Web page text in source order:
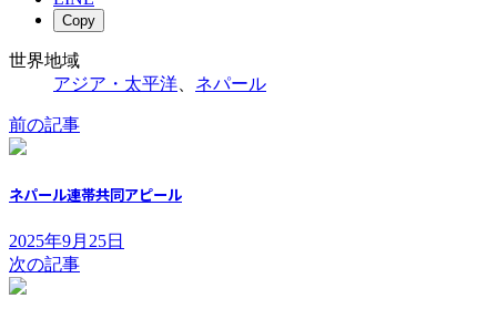
Copy
世界地域
アジア・太平洋
ネパール
前の記事
ネパール連帯共同アピール
2025年9月25日
次の記事